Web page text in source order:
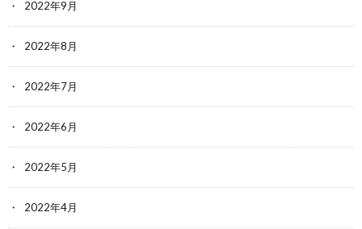
2022年9月
2022年8月
2022年7月
2022年6月
2022年5月
2022年4月